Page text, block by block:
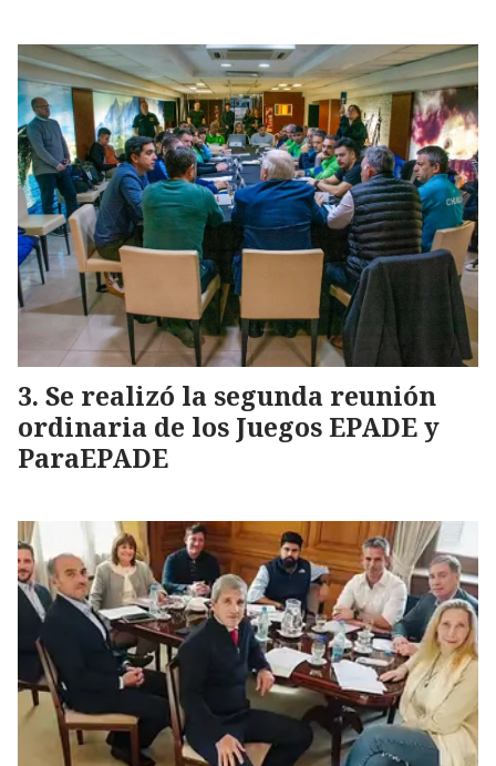
Se realizó la segunda reunión
ordinaria de los Juegos EPADE y
ParaEPADE